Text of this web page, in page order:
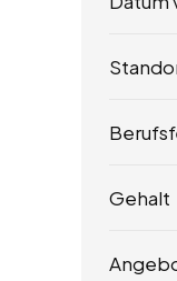
Gehalt